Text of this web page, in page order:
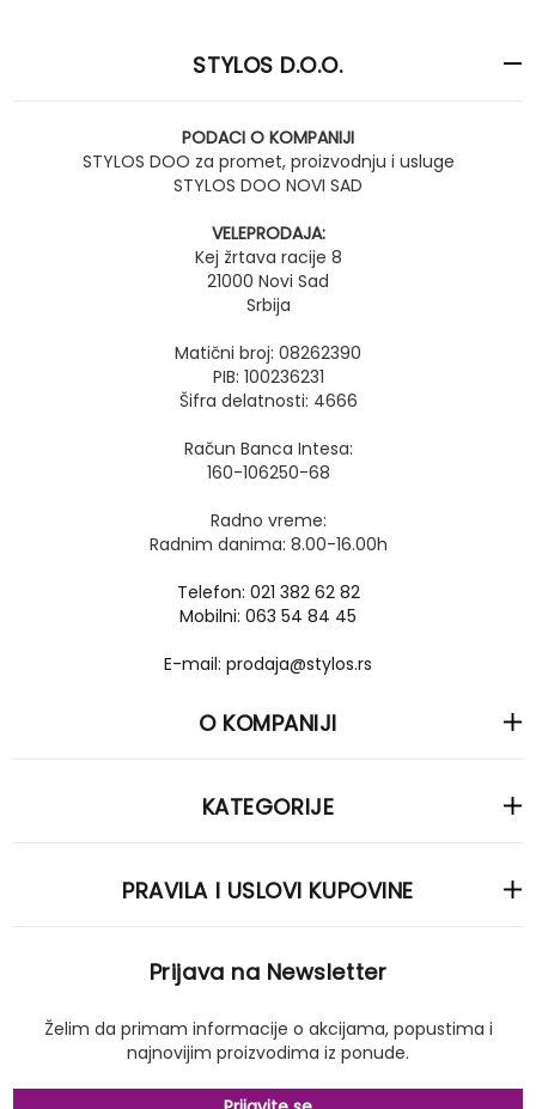
STYLOS D.O.O.
PODACI O KOMPANIJI
STYLOS DOO za promet, proizvodnju i usluge
STYLOS DOO NOVI SAD
VELEPRODAJA:
Kej žrtava racije 8
21000 Novi Sad
Srbija
Matični broj: 08262390
PIB: 100236231
Šifra delatnosti: 4666
Račun Banca Intesa:
160-106250-68
Radno vreme:
Radnim danima: 8.00-16.00h
Telefon: 021 382 62 82
Mobilni: 063 54 84 45
E-mail: prodaja@stylos.rs
O KOMPANIJI
KATEGORIJE
PRAVILA I USLOVI KUPOVINE
Prijava na Newsletter
Želim da primam informacije o akcijama, popustima i
najnovijim proizvodima iz ponude.